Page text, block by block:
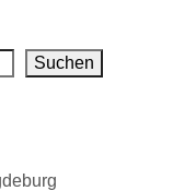
Suchen